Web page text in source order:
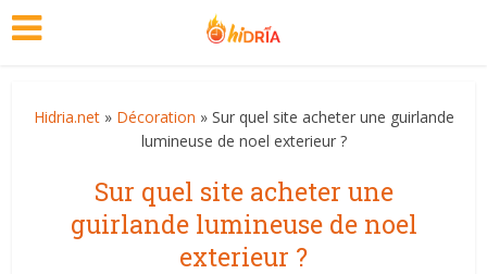
Hidria.net» Décoration » Sur quel site acheter une guirlande
lumineuse de noel exterieur ?
Sur quel site acheter une
guirlande lumineuse de noel
exterieur ?